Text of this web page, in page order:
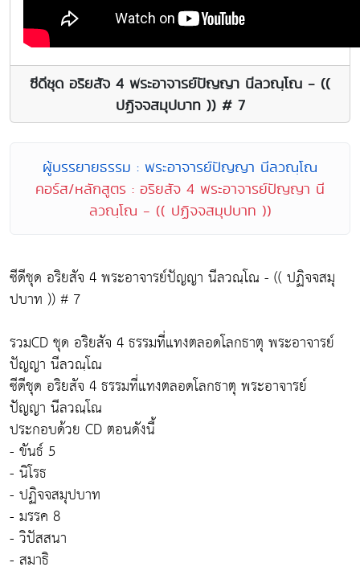
ซีดีชุด อริยสัจ 4 พระอาจารย์ปัญญา นีลวณฺโณ - ((
ปฏิจจสมุปบาท )) # 7
ผู้บรรยายธรรม : พระอาจารย์ปัญญา นีลวณฺโณ
คอร์ส/หลักสูตร : อริยสัจ 4 พระอาจารย์ปัญญา นี
ลวณฺโณ - (( ปฏิจจสมุปบาท ))
ซีดีชุด อริยสัจ 4 พระอาจารย์ปัญญา นีลวณฺโณ - (( ปฏิจจสมุ
ปบาท )) # 7
รวมCD ชุด อริยสัจ 4 ธรรมที่แทงตลอดโลกธาตุ พระอาจารย์
ปัญญา นีลวณฺโณ
ซีดีชุด อริยสัจ 4 ธรรมที่แทงตลอดโลกธาตุ พระอาจารย์
ปัญญา นีลวณฺโณ
ประกอบด้วย CD ตอนดังนี้
- ขันธ์ 5
- นิโรธ
- ปฏิจจสมุปบาท
- มรรค 8
- วิปัสสนา
- สมาธิ